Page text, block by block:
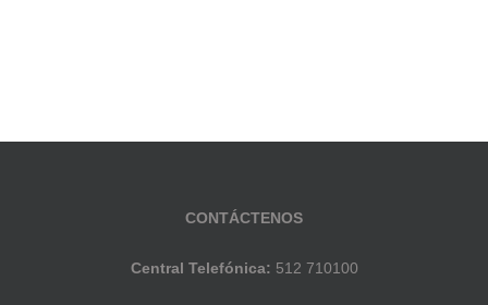
CONTÁCTENOS
Central Telefónica: 512 710100